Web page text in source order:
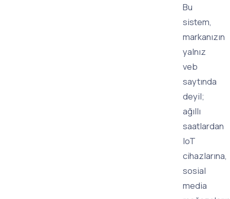
Bu
sistem,
markanızın
yalnız
veb
saytında
deyil;
ağıllı
saatlardan
IoT
cihazlarına,
sosial
media